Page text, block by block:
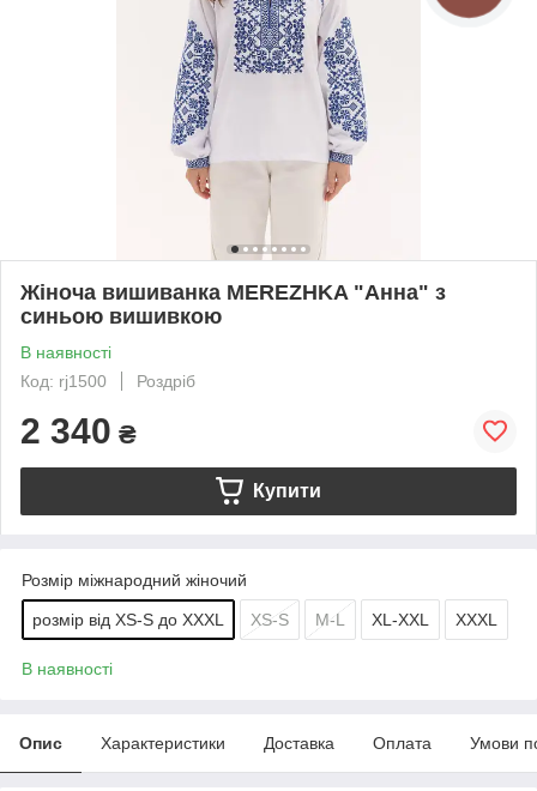
Жіноча вишиванка MEREZHKA "Анна" з
синьою вишивкою
В наявності
Код: rj1500
Роздріб
2 340 ₴
Купити
Розмір міжнародний жіночий
розмір від XS-S до XXXL XS-S M-L XL-XXL XXXL
В наявності
Опис Характеристики Доставка Оплата Умови